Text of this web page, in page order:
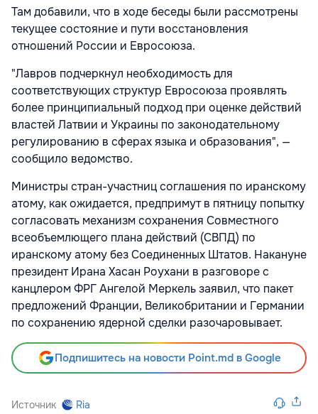
Там добавили, что в ходе беседы были рассмотрены
текущее состояние и пути восстановления
отношений России и Евросоюза.
"Лавров подчеркнул необходимость для
соответствующих структур Евросоюза проявлять
более принципиальный подход при оценке действий
властей Латвии и Украины по законодательному
регулированию в сферах языка и образования", —
сообщило ведомство.
Министры стран-участниц соглашения по иранскому
атому, как ожидается, предпримут в пятницу попытку
согласовать механизм сохранения Совместного
всеобъемлющего плана действий (СВПД) по
иранскому атому без Соединенных Штатов. Накануне
президент Ирана Хасан Роухани в разговоре с
канцлером ФРГ Ангелой Меркель заявил, что пакет
предложений Франции, Великобритании и Германии
по сохранению ядерной сделки разочаровывает.
Подпишитесь на новости Point.md в Google
Источник Ria